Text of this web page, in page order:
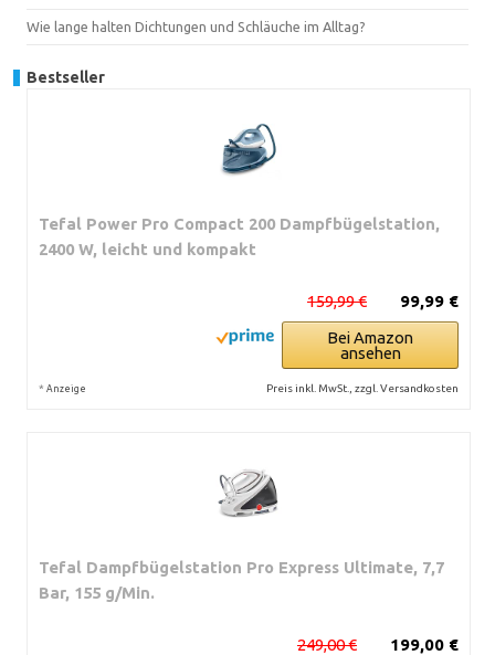
Wie lange halten Dichtungen und Schläuche im Alltag?
Bestseller
Tefal Power Pro Compact 200 Dampfbügelstation,
2400 W, leicht und kompakt
99,99 €
159,99 €
Bei Amazon
ansehen
* Anzeige Preis inkl. MwSt., zzgl. Versandkosten
Tefal Dampfbügelstation Pro Express Ultimate, 7,7
Bar, 155 g/Min.
199,00 €
249,00 €